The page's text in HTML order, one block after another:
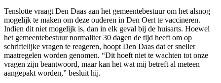
Tenslotte vraagt Den Daas aan het gemeentebestuur om het alsnog
mogelijk te maken om deze ouderen in Den Oert te vaccineren.
Indien dit niet mogelijk is, dan in elk geval bij de huisarts. Hoewel
het gemeentebestuur normaliter 30 dagen de tijd heeft om op
schriftelijke vragen te reageren, hoopt Den Daas dat er sneller
maatregelen worden genomen. “Dit hoeft niet te wachten tot onze
vragen zijn beantwoord, maar kan het wat mij betreft al meteen
aangepakt worden,” besluit hij.